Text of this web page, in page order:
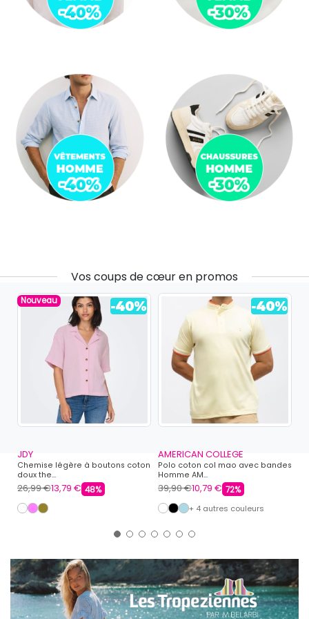
Vos coups de cœur en promos
Nouveau
JDY
Chemise légère à boutons coton
doux the...
26,99 €13,79 € 48%
AMERICAN COLLEGE
Polo coton col mao avec bandes
Homme AM...
39,90 €10,79 € 72%
+ 4 autres couleurs